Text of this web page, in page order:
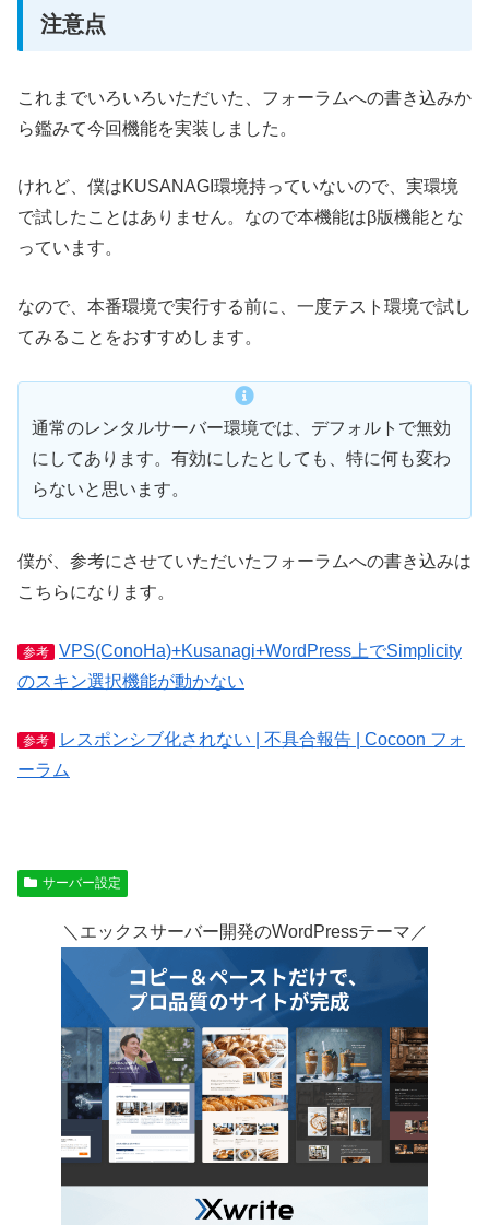
注意点
これまでいろいろいただいた、フォーラムへの書き込みか
ら鑑みて今回機能を実装しました。
けれど、僕はKUSANAGI環境持っていないので、実環境
で試したことはありません。なので本機能はβ版機能とな
っています。
なので、本番環境で実行する前に、一度テスト環境で試し
てみることをおすすめします。
通常のレンタルサーバー環境では、デフォルトで無効
にしてあります。有効にしたとしても、特に何も変わ
らないと思います。
僕が、参考にさせていただいたフォーラムへの書き込みは
こちらになります。
参考
VPS(ConoHa)+Kusanagi+WordPress上でSimplicity
のスキン選択機能が動かない
参考
レスポンシブ化されない | 不具合報告 | Cocoon フォ
ーラム
サーバー設定
＼エックスサーバー開発のWordPressテーマ／